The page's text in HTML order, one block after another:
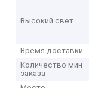
Высокий свет
Время доставки
Количество мин
заказа